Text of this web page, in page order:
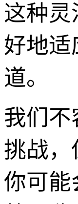
这种
好地适
道。
我们不
挑战，
你可能